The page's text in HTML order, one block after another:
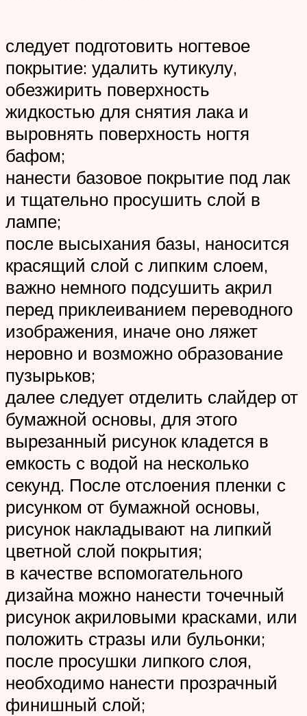
следует подготовить ногтевое
покрытие: удалить кутикулу,
обезжирить поверхность
жидкостью для снятия лака и
выровнять поверхность ногтя
бафом;
нанести базовое покрытие под лак
и тщательно просушить слой в
лампе;
после высыхания базы, наносится
красящий слой с липким слоем,
важно немного подсушить акрил
перед приклеиванием переводного
изображения, иначе оно ляжет
неровно и возможно образование
пузырьков;
далее следует отделить слайдер от
бумажной основы, для этого
вырезанный рисунок кладется в
емкость с водой на несколько
секунд. После отслоения пленки с
рисунком от бумажной основы,
рисунок накладывают на липкий
цветной слой покрытия;
в качестве вспомогательного
дизайна можно нанести точечный
рисунок акриловыми красками, или
положить стразы или бульонки;
после просушки липкого слоя,
необходимо нанести прозрачный
финишный слой;